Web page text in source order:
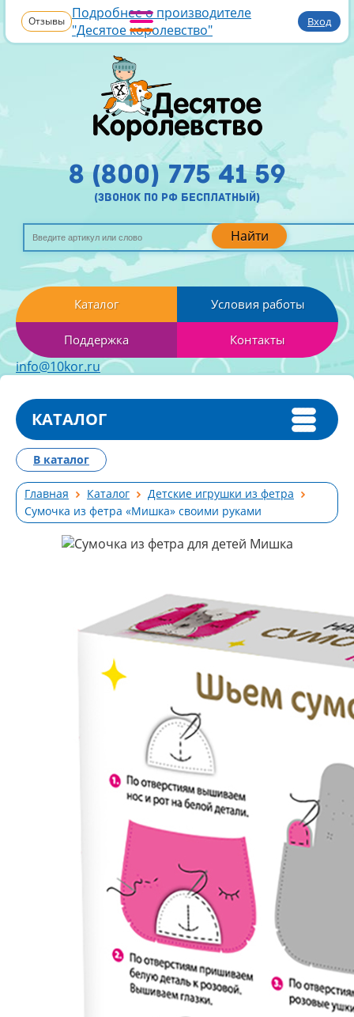
Отзывы Подробнее о производителе
"Десятое королевство"
Вход
Найти
8 (800) 775 41 59
(звонок по рф бесплатный)
Каталог Условия работы
Поддержка Контакты
info@10kor.ru
КАТАЛОГ
Главная Каталог
Детские игрушки из фетра
Сумочка из фетра «Мишка» своими руками
В каталог